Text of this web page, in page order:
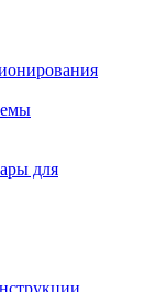
для